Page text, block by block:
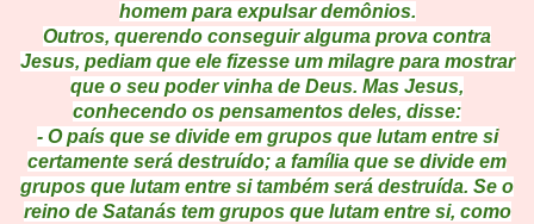
homem para expulsar demônios.
Outros, querendo conseguir alguma prova contra
Jesus, pediam que ele fizesse um milagre para mostrar
que o seu poder vinha de Deus. Mas Jesus,
conhecendo os pensamentos deles, disse:
- O país que se divide em grupos que lutam entre si
certamente será destruído; a família que se divide em
grupos que lutam entre si também será destruída. Se o
reino de Satanás tem grupos que lutam entre si, como